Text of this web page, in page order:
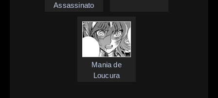
Assassinato
Mania de
Loucura